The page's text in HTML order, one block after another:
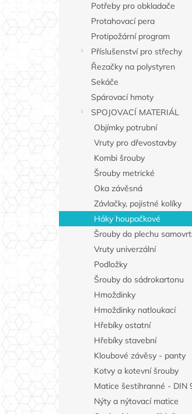
Potřeby pro obkladače
Protahovací pera
Protipožární program
Příslušenství pro střechy
Řezačky na polystyren
Sekáče
Spárovací hmoty
SPOJOVACÍ MATERIÁL
Objímky potrubní
Vruty pro dřevostavby
Kombi šrouby
Šrouby metrické
Oka závěsná
Závlačky, pojistné kolíky
Háky houpačkové
Šrouby do plechu
Vruty univerzální
Podložky
Šrouby do sádrokartonu
Hmoždinky
Hmoždinky natloukací
Hřebíky ostatní
Hřebíky stavební
Kloubové závěsy - panty
Kotvy a kotevní šrouby
Matice šestihranné - DIN
Nýty a nýtovací matice